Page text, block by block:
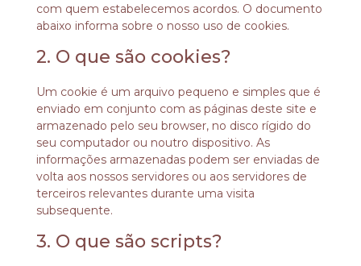
com quem estabelecemos acordos. O documento
abaixo informa sobre o nosso uso de cookies.
2. O que são cookies?
Um cookie é um arquivo pequeno e simples que é
enviado em conjunto com as páginas deste site e
armazenado pelo seu browser, no disco rígido do
seu computador ou noutro dispositivo. As
informações armazenadas podem ser enviadas de
volta aos nossos servidores ou aos servidores de
terceiros relevantes durante uma visita
subsequente.
3. O que são scripts?